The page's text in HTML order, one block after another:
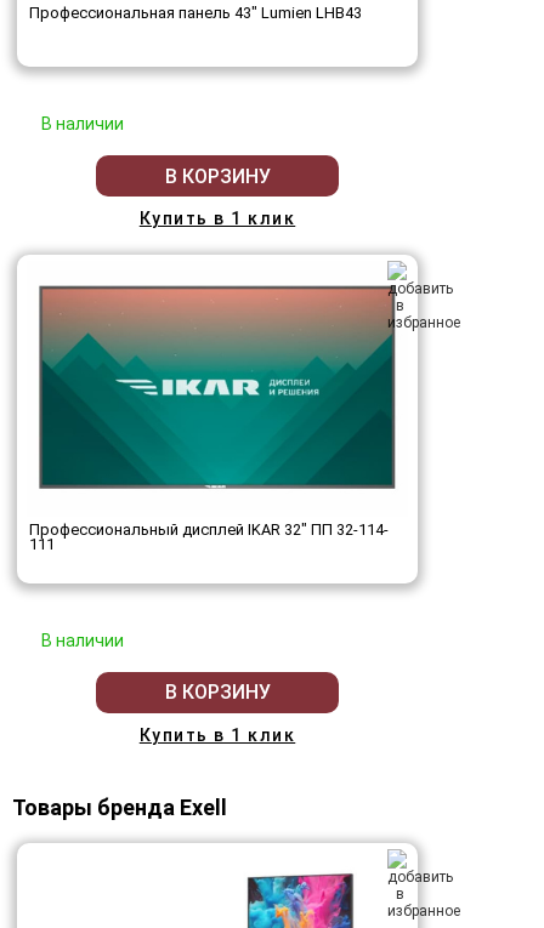
Профессиональная панель 43" Lumien LHB43
В наличии
В КОРЗИНУ
Купить в 1 клик
Профессиональный дисплей IKAR 32" ПП 32-114-
111
В наличии
В КОРЗИНУ
Купить в 1 клик
Товары бренда Exell